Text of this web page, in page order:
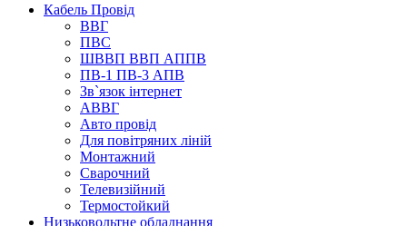
Кабель Провід
ВВГ
ПВС
ШВВП ВВП АППВ
ПВ-1 ПВ-3 АПВ
Зв`язок інтернет
АВВГ
Авто провід
Для повітряних ліній
Монтажний
Сварочний
Телевизійний
Термостойкий
Низьковольтне обладнання